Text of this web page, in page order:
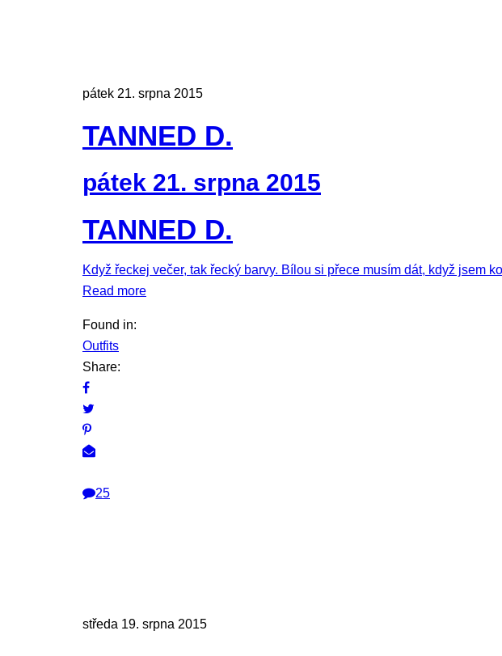
pátek 21. srpna 2015
TANNED D.
pátek 21. srpna 2015
TANNED D.
Když řeckej večer, tak řecký barvy. Bílou si přece musím dát, když jsem
Read more
Found in:
Outfits
Share:
25
středa 19. srpna 2015